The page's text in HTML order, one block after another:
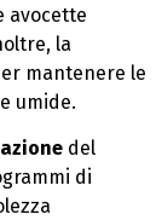
avocette
la
mantenere le
umide.
del
di